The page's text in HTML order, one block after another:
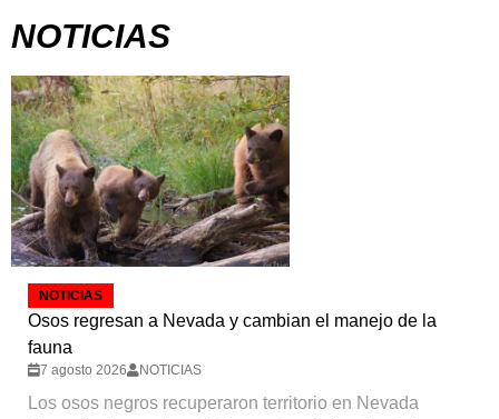
NOTICIAS
NOTICIAS
Osos regresan a Nevada y cambian el manejo de la
fauna
7 agosto 2026 NOTICIAS
Los osos negros recuperaron territorio en Nevada